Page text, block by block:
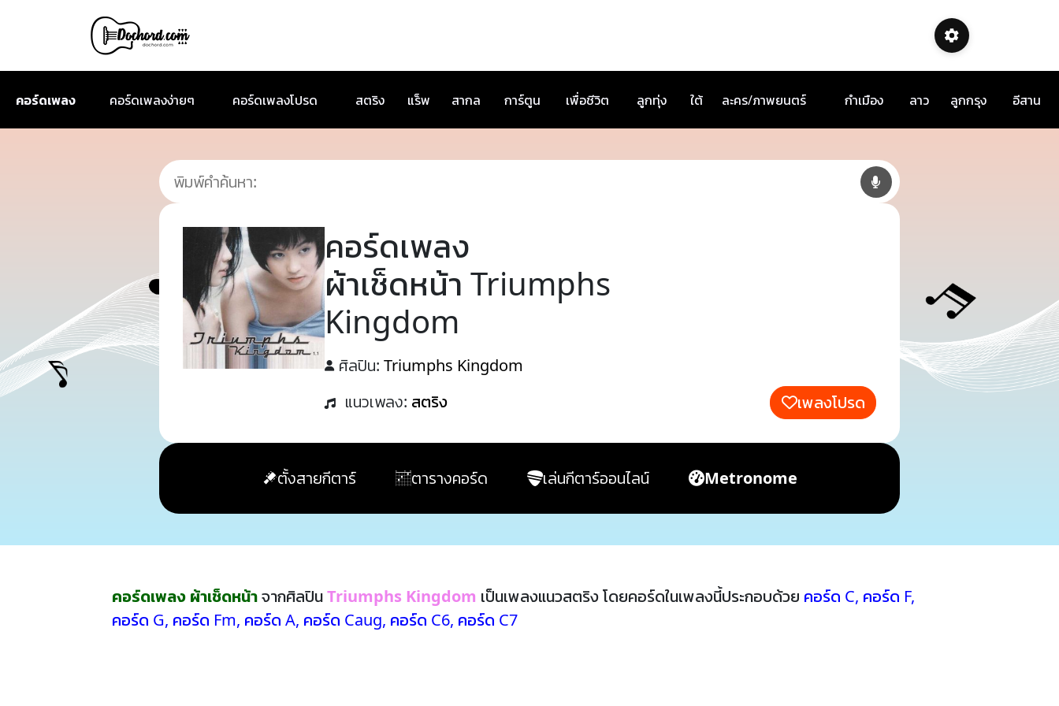
คอร์ดเพลง คอร์ดเพลงง่ายๆ คอร์ดเพลงโปรด สตริง แร็พ สากล การ์ตูน เพื่อชีวิต ลูกทุ่ง ใต้ ละคร/ภาพยนตร์ กำเมือง ลาว ลูกกรุง อีสาน
คอร์ดเพลง
ผ้าเช็ดหน้า Triumphs
Kingdom
ศิลปิน: Triumphs Kingdom
แนวเพลง: สตริง เพลงโปรด
ตั้งสายกีตาร์ ตารางคอร์ด เล่นกีตาร์ออนไลน์ Metronome
คอร์ดเพลง ผ้าเช็ดหน้าจากศิลปินTriumphs Kingdom เป็นเพลงแนวสตริง โดยคอร์ดในเพลงนี้ประกอบด้วย คอร์ด C, คอร์ด F,
คอร์ด G, คอร์ด Fm, คอร์ด A, คอร์ด Caug, คอร์ด C6, คอร์ด C7